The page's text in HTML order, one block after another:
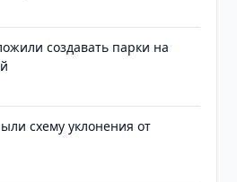
создавать парки на
схему уклонения от